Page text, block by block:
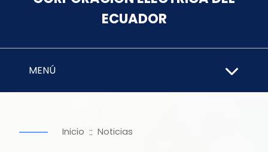
ECUADOR
MENÚ
Inicio :: Noticias